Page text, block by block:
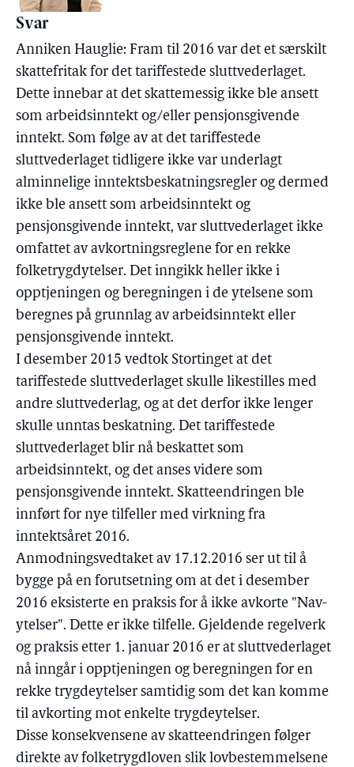
Svar
Anniken Hauglie: Fram til 2016 var det et særskilt
skattefritak for det tariffestede sluttvederlaget.
Dette innebar at det skattemessig ikke ble ansett
som arbeidsinntekt og/eller pensjonsgivende
inntekt. Som følge av at det tariffestede
sluttvederlaget tidligere ikke var underlagt
alminnelige inntektsbeskatningsregler og dermed
ikke ble ansett som arbeidsinntekt og
pensjonsgivende inntekt, var sluttvederlaget ikke
omfattet av avkortningsreglene for en rekke
folketrygdytelser. Det inngikk heller ikke i
opptjeningen og beregningen i de ytelsene som
beregnes på grunnlag av arbeidsinntekt eller
pensjonsgivende inntekt.
I desember 2015 vedtok Stortinget at det
tariffestede sluttvederlaget skulle likestilles med
andre sluttvederlag, og at det derfor ikke lenger
skulle unntas beskatning. Det tariffestede
sluttvederlaget blir nå beskattet som
arbeidsinntekt, og det anses videre som
pensjonsgivende inntekt. Skatteendringen ble
innført for nye tilfeller med virkning fra
inntektsåret 2016.
Anmodningsvedtaket av 17.12.2016 ser ut til å
bygge på en forutsetning om at det i desember
2016 eksisterte en praksis for å ikke avkorte "Nav-
ytelser". Dette er ikke tilfelle. Gjeldende regelverk
og praksis etter 1. januar 2016 er at sluttvederlaget
nå inngår i opptjeningen og beregningen for en
rekke trygdeytelser samtidig som det kan komme
til avkorting mot enkelte trygdeytelser.
Disse konsekvensene av skatteendringen følger
direkte av folketrygdloven slik lovbestemmelsene